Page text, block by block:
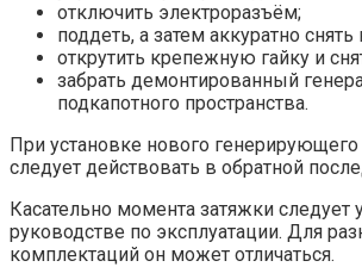
отключить электроразъём;
поддеть, а затем аккуратно снять
открутить крепежную гайку и
забрать демонтированный
подкапотного пространства.
При установке нового генерирующего
следует действовать в обратной
Касательно момента затяжки следует
руководстве по эксплуатации. Для
комплектаций он может отличаться.